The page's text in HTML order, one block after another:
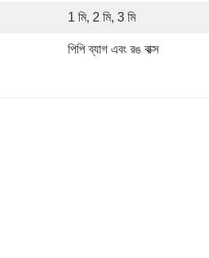
1 মি, 2 মি, 3 মি
পিপি ব্যাগ এবং রঙ বাক্স